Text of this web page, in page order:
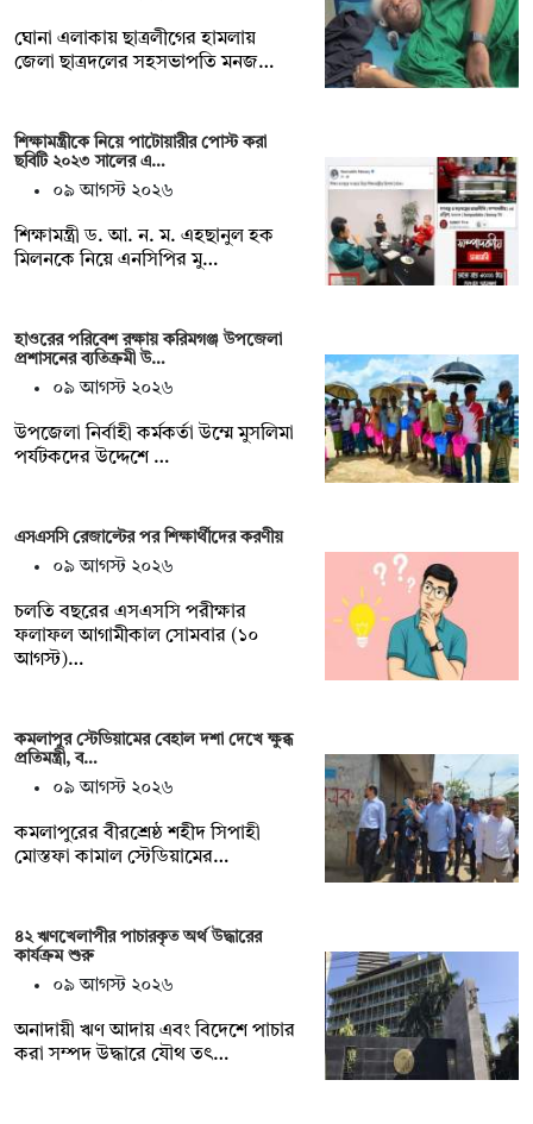
ঘোনা এলাকায় ছাত্রলীগের হামলায়
জেলা ছাত্রদলের সহসভাপতি মনজ…
শিক্ষামন্ত্রীকে নিয়ে পাটোয়ারীর পোস্ট করা
ছবিটি ২০২৩ সালের এ…
০৯ আগস্ট ২০২৬
শিক্ষামন্ত্রী ড. আ. ন. ম. এহছানুল হক
মিলনকে নিয়ে এনসিপির মু…
হাওরের পরিবেশ রক্ষায় করিমগঞ্জ উপজেলা
প্রশাসনের ব্যতিক্রমী উ…
০৯ আগস্ট ২০২৬
‎উপজেলা নির্বাহী কর্মকর্তা উম্মে মুসলিমা
পর্যটকদের উদ্দেশে …
এসএসসি রেজাল্টের পর শিক্ষার্থীদের করণীয়
০৯ আগস্ট ২০২৬
চলতি বছরের এসএসসি পরীক্ষার
ফলাফল আগামীকাল সোমবার (১০
আগস্ট)…
কমলাপুর স্টেডিয়ামের বেহাল দশা দেখে ক্ষুব্ধ
প্রতিমন্ত্রী, ব…
০৯ আগস্ট ২০২৬
কমলাপুরের বীরশ্রেষ্ঠ শহীদ সিপাহী
মোস্তফা কামাল স্টেডিয়ামের…
৪২ ঋণখেলাপীর পাচারকৃত অর্থ উদ্ধারের
কার্যক্রম শুরু
০৯ আগস্ট ২০২৬
অনাদায়ী ঋণ আদায় এবং বিদেশে পাচার
করা সম্পদ উদ্ধারে যৌথ তৎ…